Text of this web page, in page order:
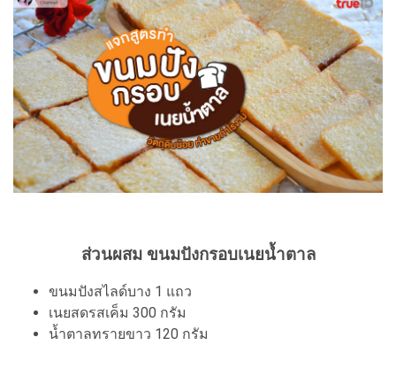
ส่วนผสม ขนมปังกรอบเนยน้ำตาล
ขนมปังสไลด์บาง 1 แถว
เนยสดรสเค็ม 300 กรัม
น้ำตาลทรายขาว 120 กรัม